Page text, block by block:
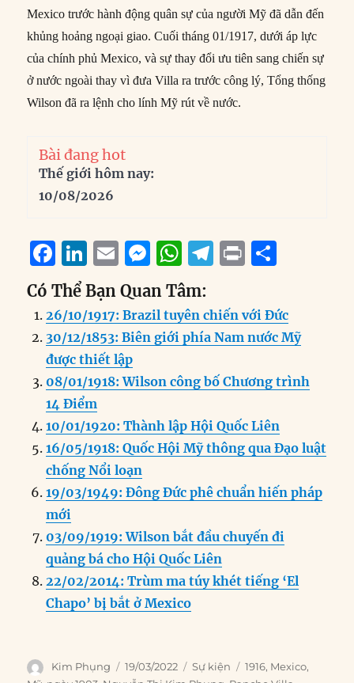
Mexico trước hành động quân sự của người Mỹ đã dẫn đến
khủng hoảng ngoại giao. Cuối tháng 01/1917, dưới áp lực
của chính phủ Mexico, và sự thay đổi ưu tiên sang chiến sự
ở nước ngoài thay vì đưa Villa ra trước công lý, Tổng thống
Wilson đã ra lệnh cho lính Mỹ rút về nước.
Bài đang hot
Thế giới hôm nay:
10/08/2026
F
a
c
e
b
o
o
k
Li
n
k
e
d
I
n
E
m
ai
l
M
e
ss
e
n
g
W
h
at
s
A
p
T
e
g
r
a
P
n
t
a
re
Có Thể Bạn Quan Tâm:
26/10/1917: Brazil tuyên chiến với Đức
30/12/1853: Biên giới phía Nam nước Mỹ
được thiết lập
08/01/1918: Wilson công bố Chương trình
14 Điểm
10/01/1920: Thành lập Hội Quốc Liên
16/05/1918: Quốc Hội Mỹ thông qua Đạo luật
chống Nổi loạn
19/03/1949: Đông Đức phê chuẩn hiến pháp
mới
03/09/1919: Wilson bắt đầu chuyến đi
quảng bá cho Hội Quốc Liên
22/02/2014: Trùm ma túy khét tiếng ‘El
Chapo’ bị bắt ở Mexico
Author
Kim Phụng
Posted
19/03/2022 Categories
Sự kiện Tags
1916, Mexico,